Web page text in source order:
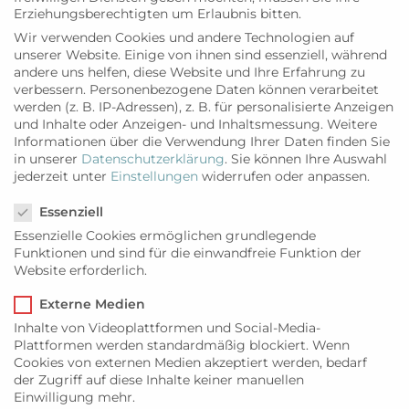
Werke gezeigt – u.a. von Malern wie Miró,
Magritte und Picasso. Es gibt wechselnde
Wanderausstellungen, vertiefende Workshops
und Förderkurse. www.esbalnuard.org
WANDER-TIPPS
Die kühlere Jahreszeit eignet sich besonders,
Mallorcas unterschiedliche Landschaftsbilder in
Wanderschuhen zu erkunden. Ob Serra de
Tramuntana, Eiland Sa Dragonera, Mondragó
oder die Halbinsel Levante – überall sind die
Naturparks wanderbar, und überall laden Hütten
und Herbergen zur Pause oder auch zum
Übernachten. Ende Januar, Februar und Anfang
März – das ist die Zeit, in der dann wintermüde
Mitteleuropäer Mallorca besuchen in der
Hoffnung, beim Wandern auch schon die ersten
Frühlingsboten anzutreffen. Das sind die früh
Erziehungsberechtigten um Erlaubnis bitten.
Wir verwenden Cookies und andere Technologien auf
unserer Website. Einige von ihnen sind essenziell, während
andere uns helfen, diese Website und Ihre Erfahrung zu
verbessern. Personenbezogene Daten können verarbeitet
werden (z. B. IP-Adressen), z. B. für personalisierte Anzeigen
und Inhalte oder Anzeigen- und Inhaltsmessung. Weitere
Informationen über die Verwendung Ihrer Daten finden Sie
in unserer Datenschutzerklärung. Sie können Ihre Auswahl
jederzeit unter Einstellungen widerrufen oder anpassen.
Essenziell
Essenzielle Cookies ermöglichen grundlegende
Funktionen und sind für die einwandfreie Funktion der
Website erforderlich.
Externe Medien
Inhalte von Videoplattformen und Social-Media-
Plattformen werden standardmäßig blockiert. Wenn
Cookies von externen Medien akzeptiert werden, bedarf
der Zugriff auf diese Inhalte keiner manuellen
Einwilligung mehr.